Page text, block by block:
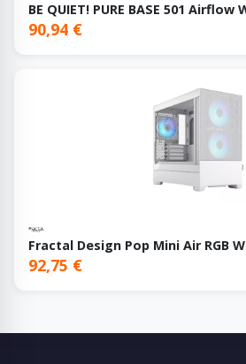
BE QUIET! PURE BASE 501
90,94 €
Fractal Design Pop Mini Air RGB
92,75 €